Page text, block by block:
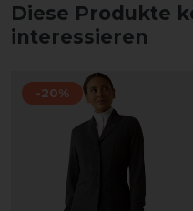
Diese Produkte
interessieren
-20%